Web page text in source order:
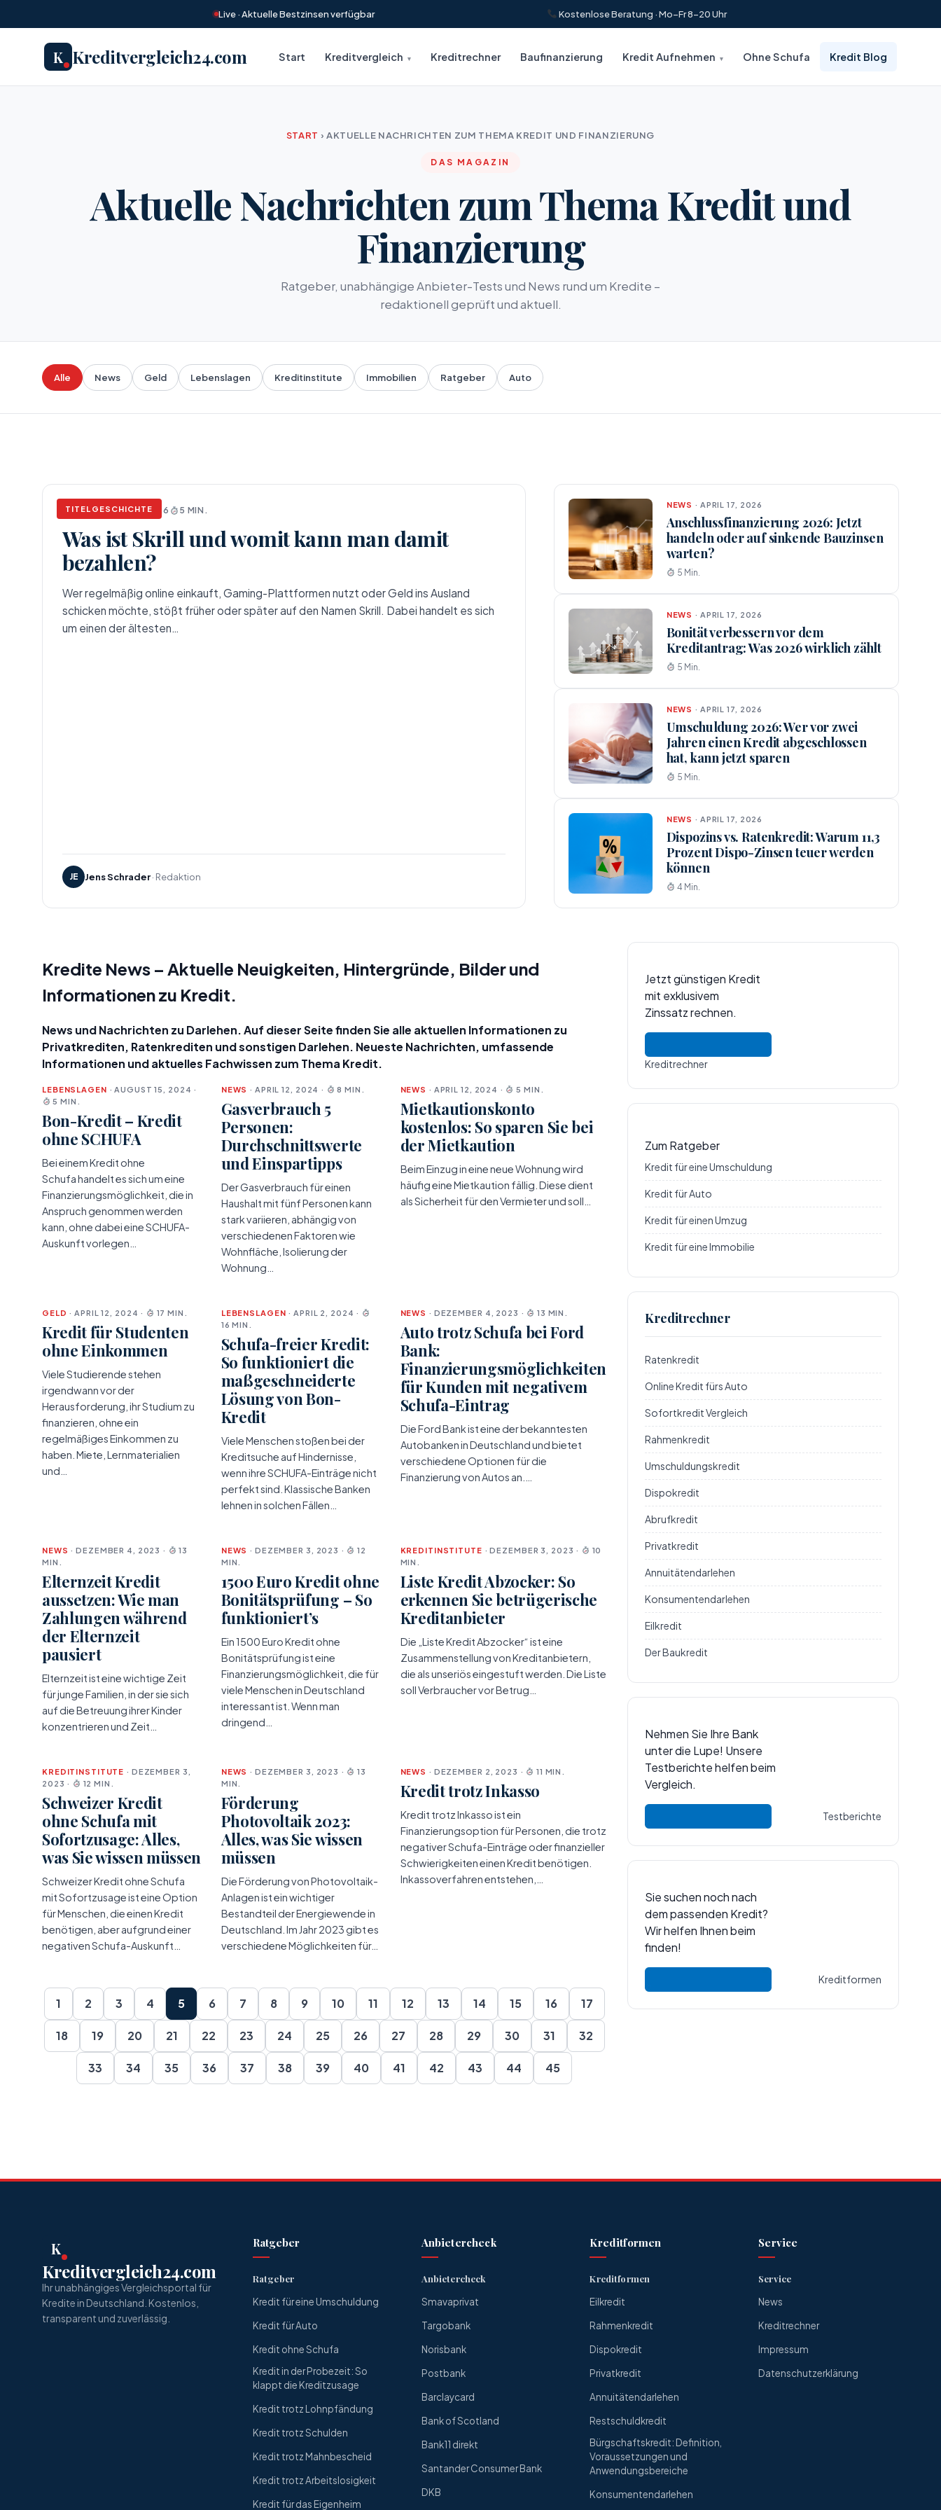
Live · Aktuelle Bestzinsen verfügbar Kostenlose Beratung · Mo–Fr 8–20 Uhr
K Kreditvergleich24.com Start Kreditvergleich Kreditrechner Baufinanzierung Kredit Aufnehmen Ohne Schufa Kredit Blog
START ›AKTUELLE NACHRICHTEN ZUM THEMA KREDIT UND FINANZIERUNG
DAS MAGAZIN
Aktuelle Nachrichten zum Thema Kredit und
Finanzierung
Ratgeber, unabhängige Anbieter-Tests und News rund um Kredite –
redaktionell geprüft und aktuell.
Alle News Geld Lebenslagen Kreditinstitute Immobilien Ratgeber Auto
TITELGESCHICHTE
NEWS APRIL 17, 2026 5 MIN.
Was ist Skrill und womit kann man damit
bezahlen?
Wer regelmäßig online einkauft, Gaming-Plattformen nutzt oder Geld ins Ausland
schicken möchte, stößt früher oder später auf den Namen Skrill. Dabei handelt es sich
um einen der ältesten…
JE Jens Schrader· Redaktion
NEWS · APRIL 17, 2026
Anschlussfinanzierung 2026: Jetzt
handeln oder auf sinkende Bauzinsen
warten?
5 Min.
NEWS · APRIL 17, 2026
Bonität verbessern vor dem
Kreditantrag: Was 2026 wirklich zählt
5 Min.
NEWS · APRIL 17, 2026
Umschuldung 2026: Wer vor zwei
Jahren einen Kredit abgeschlossen
hat, kann jetzt sparen
5 Min.
NEWS · APRIL 17, 2026
Dispozins vs. Ratenkredit: Warum 11,3
Prozent Dispo-Zinsen teuer werden
können
4 Min.
Kredite News – Aktuelle Neuigkeiten, Hintergründe, Bilder und
Informationen zu Kredit.
News und Nachrichten zu Darlehen. Auf dieser Seite finden Sie alle aktuellen Informationen zu
Privatkrediten, Ratenkrediten und sonstigen Darlehen. Neueste Nachrichten, umfassende
Informationen und aktuelles Fachwissen zum Thema Kredit.
LEBENSLAGEN · AUGUST 15, 2024 ·
5 MIN.
Bon-Kredit – Kredit
ohne SCHUFA
Bei einem Kredit ohne
Schufa handelt es sich um eine
Finanzierungsmöglichkeit, die in
Anspruch genommen werden
kann, ohne dabei eine SCHUFA-
Auskunft vorlegen…
NEWS · APRIL 12, 2024 · 8 MIN.
Gasverbrauch 5
Personen:
Durchschnittswerte
und Einspartipps
Der Gasverbrauch für einen
Haushalt mit fünf Personen kann
stark variieren, abhängig von
verschiedenen Faktoren wie
Wohnfläche, Isolierung der
Wohnung…
NEWS · APRIL 12, 2024 · 5 MIN.
Mietkautionskonto
kostenlos: So sparen Sie bei
der Mietkaution
Beim Einzug in eine neue Wohnung wird
häufig eine Mietkaution fällig. Diese dient
als Sicherheit für den Vermieter und soll…
GELD · APRIL 12, 2024 · 17 MIN.
Kredit für Studenten
ohne Einkommen
Viele Studierende stehen
irgendwann vor der
Herausforderung, ihr Studium zu
finanzieren, ohne ein
regelmäßiges Einkommen zu
haben. Miete, Lernmaterialien
und…
LEBENSLAGEN · APRIL 2, 2024 ·
16 MIN.
Schufa-freier Kredit:
So funktioniert die
maßgeschneiderte
Lösung von Bon-
Kredit
Viele Menschen stoßen bei der
Kreditsuche auf Hindernisse,
wenn ihre SCHUFA-Einträge nicht
perfekt sind. Klassische Banken
lehnen in solchen Fällen…
NEWS · DEZEMBER 4, 2023 · 13 MIN.
Auto trotz Schufa bei Ford
Bank:
Finanzierungsmöglichkeiten
für Kunden mit negativem
Schufa-Eintrag
Die Ford Bank ist eine der bekanntesten
Autobanken in Deutschland und bietet
verschiedene Optionen für die
Finanzierung von Autos an.…
NEWS · DEZEMBER 4, 2023 ·
13
MIN.
Elternzeit Kredit
aussetzen: Wie man
Zahlungen während
der Elternzeit
pausiert
Elternzeit ist eine wichtige Zeit
für junge Familien, in der sie sich
auf die Betreuung ihrer Kinder
konzentrieren und Zeit…
NEWS · DEZEMBER 3, 2023 ·
12
MIN.
1500 Euro Kredit ohne
Bonitätsprüfung – So
funktioniert’s
Ein 1500 Euro Kredit ohne
Bonitätsprüfung ist eine
Finanzierungsmöglichkeit, die für
viele Menschen in Deutschland
interessant ist. Wenn man
dringend…
KREDITINSTITUTE · DEZEMBER 3, 2023 ·
10
MIN.
Liste Kredit Abzocker: So
erkennen Sie betrügerische
Kreditanbieter
Die „Liste Kredit Abzocker“ ist eine
Zusammenstellung von Kreditanbietern,
die als unseriös eingestuft werden. Die Liste
soll Verbraucher vor Betrug…
KREDITINSTITUTE · DEZEMBER 3,
2023 ·
12 MIN.
Schweizer Kredit
ohne Schufa mit
Sofortzusage: Alles,
was Sie wissen müssen
Schweizer Kredit ohne Schufa
mit Sofortzusage ist eine Option
für Menschen, die einen Kredit
benötigen, aber aufgrund einer
negativen Schufa-Auskunft…
NEWS · DEZEMBER 3, 2023 ·
13
MIN.
Förderung
Photovoltaik 2023:
Alles, was Sie wissen
müssen
Die Förderung von Photovoltaik-
Anlagen ist ein wichtiger
Bestandteil der Energiewende in
Deutschland. Im Jahr 2023 gibt es
verschiedene Möglichkeiten für…
NEWS · DEZEMBER 2, 2023 · 11 MIN.
Kredit trotz Inkasso
Kredit trotz Inkasso ist ein
Finanzierungsoption für Personen, die trotz
negativer Schufa-Einträge oder finanzieller
Schwierigkeiten einen Kredit benötigen.
Inkassoverfahren entstehen,…
1 2 3 4 5 6 7 8 9 10 11 12 13 14 15 16 17
18 19 20 21 22 23 24 25 26 27 28 29 30 31 32
33 34 35 36 37 38 39 40 41 42 43 44 45
Jetzt günstigen Kredit
mit exklusivem
Zinssatz rechnen.
Kreditrechner
Zum Ratgeber
Kredit für eine Umschuldung
Kredit für Auto
Kredit für einen Umzug
Kredit für eine Immobilie
Kreditrechner
Ratenkredit
Online Kredit fürs Auto
Sofortkredit Vergleich
Rahmenkredit
Umschuldungskredit
Dispokredit
Abrufkredit
Privatkredit
Annuitätendarlehen
Konsumentendarlehen
Eilkredit
Der Baukredit
Nehmen Sie Ihre Bank
unter die Lupe! Unsere
Testberichte helfen beim
Vergleich.
Testberichte
Sie suchen noch nach
dem passenden Kredit?
Wir helfen Ihnen beim
finden!
Kreditformen
K
Kreditvergleich24.com
Ihr unabhängiges Vergleichsportal für
Kredite in Deutschland. Kostenlos,
transparent und zuverlässig.
Ratgeber
Ratgeber
Kredit für eine Umschuldung
Kredit für Auto
Kredit ohne Schufa
Kredit in der Probezeit: So
klappt die Kreditzusage
Kredit trotz Lohnpfändung
Kredit trotz Schulden
Kredit trotz Mahnbescheid
Kredit trotz Arbeitslosigkeit
Kredit für das Eigenheim
Anbietercheck
Anbietercheck
Smavaprivat
Targobank
Norisbank
Postbank
Barclaycard
Bank of Scotland
Bank11 direkt
Santander Consumer Bank
DKB
Kreditformen
Kreditformen
Eilkredit
Rahmenkredit
Dispokredit
Privatkredit
Annuitätendarlehen
Restschuldkredit
Bürgschaftskredit: Definition,
Voraussetzungen und
Anwendungsbereiche
Konsumentendarlehen
Service
Service
News
Kreditrechner
Impressum
Datenschutzerklärung